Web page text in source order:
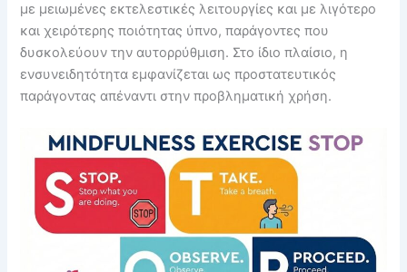
με μειωμένες εκτελεστικές λειτουργίες και με λιγότερο
και χειρότερης ποιότητας ύπνο, παράγοντες που
δυσκολεύουν την αυτορρύθμιση. Στο ίδιο πλαίσιο, η
ενσυνειδητότητα εμφανίζεται ως προστατευτικός
παράγοντας απέναντι στην προβληματική χρήση.